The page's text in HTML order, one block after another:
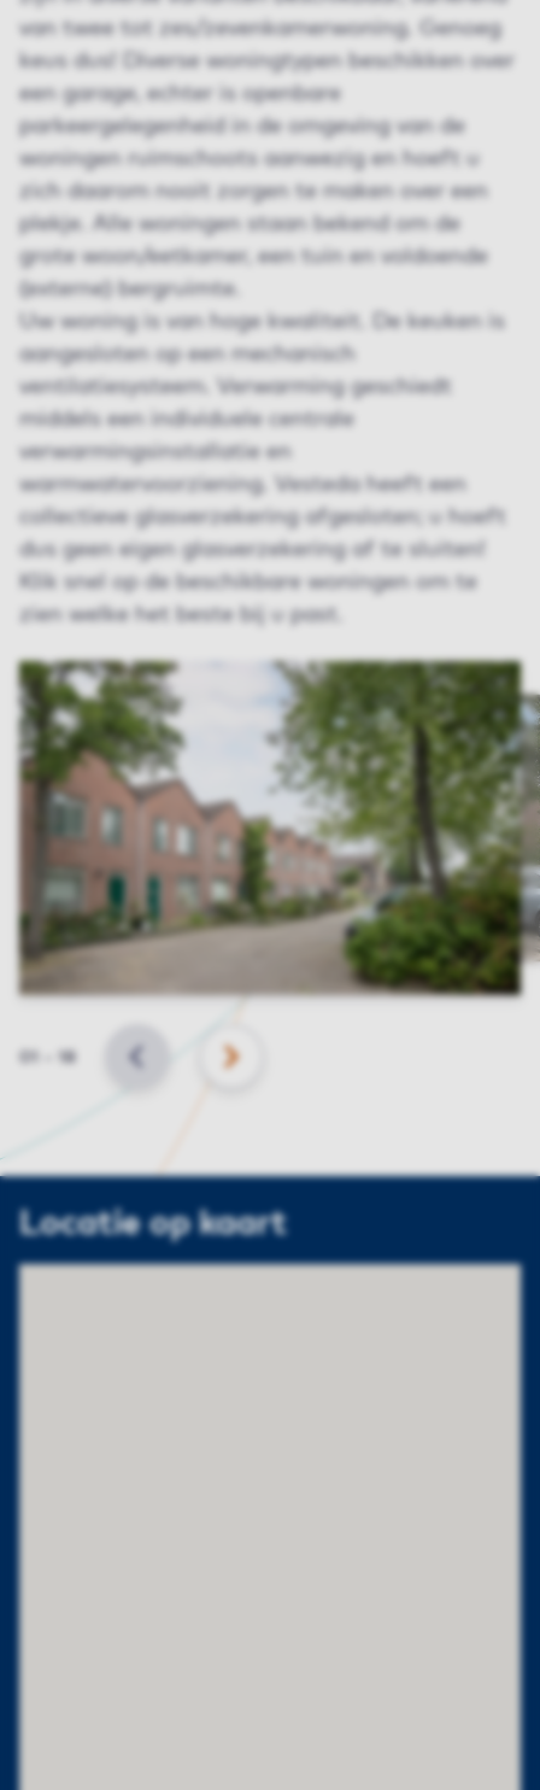
van twee tot zes/zevenkamerwoning. Genoeg
keus dus! Diverse woningtypen beschikken over
een garage, echter is openbare
parkeergelegenheid in de omgeving van de
woningen ruimschoots aanwezig en hoeft u
zich daarom nooit zorgen te maken over een
plekje. Alle woningen staan bekend om de
grote woon/eetkamer, een tuin en voldoende
(externe) bergruimte.
Uw woning is van hoge kwaliteit. De keuken is
aangesloten op een mechanisch
ventilatiesysteem. Verwarming geschiedt
middels een individuele centrale
verwarmingsinstallatie en
warmwatervoorziening. Vesteda heeft een
collectieve glasverzekering afgesloten; u hoeft
dus geen eigen glasverzekering af te sluiten!
Klik snel op de beschikbare woningen om te
zien welke het beste bij u past.
Slide
VORIGE VOLGENDE
Locatie op kaart